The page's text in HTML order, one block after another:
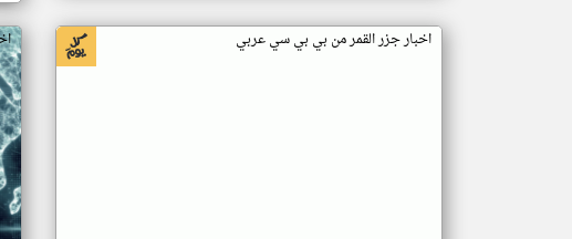
اخبار جزر القمر من بي بي سي عربي